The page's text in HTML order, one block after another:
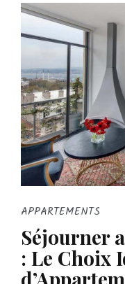
APPARTEMENTS
Séjourner
: Le Choix